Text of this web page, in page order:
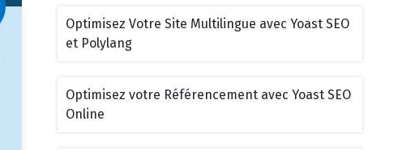
Optimisez Votre Site Multilingue avec Yoast SEO
et Polylang
Optimisez votre Référencement avec Yoast SEO
Online